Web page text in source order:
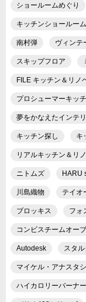
ショールームめぐり
キッチンショールーム
南村弾 ヴィンテ
スキップフロア
FILE キッチン＆リノ
プロシューマーキッ
夢をかなえたインテ
キッチン探し キ
リアルキッチン＆リ
ニトムズ HARU
川島織物 テイオ
ブロッキス フォ
コンビスチームオー
Autodesk スタル
マイケル・アナスタ
ハイカロリーバーナー